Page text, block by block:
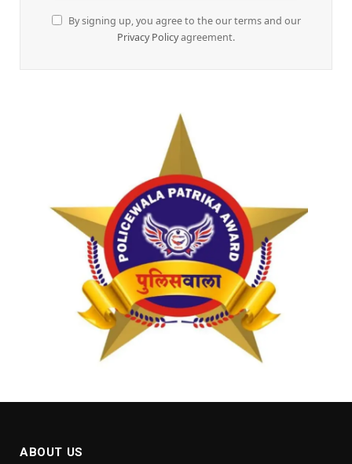
By signing up, you agree to the our terms and our
Privacy Policyagreement.
ABOUT US